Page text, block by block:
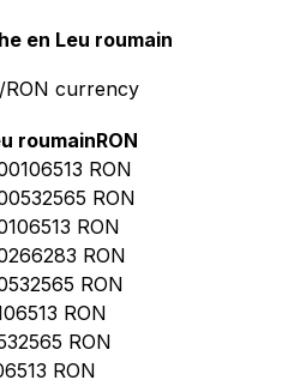
en Leu roumain
currency
roumainRON
RON
RON
RON
RON
RON
RON
RON
RON